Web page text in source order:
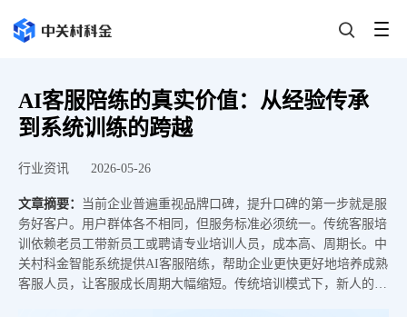
AI客服陪练的真实价值：从经验传承
到系统训练的跨越
行业资讯 2026-05-26
文章摘要：
当前企业普遍重视品牌口碑，提升口碑的第一步就是服
务好客户。用户群体各不相同，但服务标准必须统一。传统客服培
训依赖老员工带新员工或聘请专业培训人员，成本高、周期长。中
关村科金智能系统提供AI客服陪练，帮助企业更快更好地培养成熟
客服人员，让客服成长周期大幅缩短。传统培训模式下，新人的能